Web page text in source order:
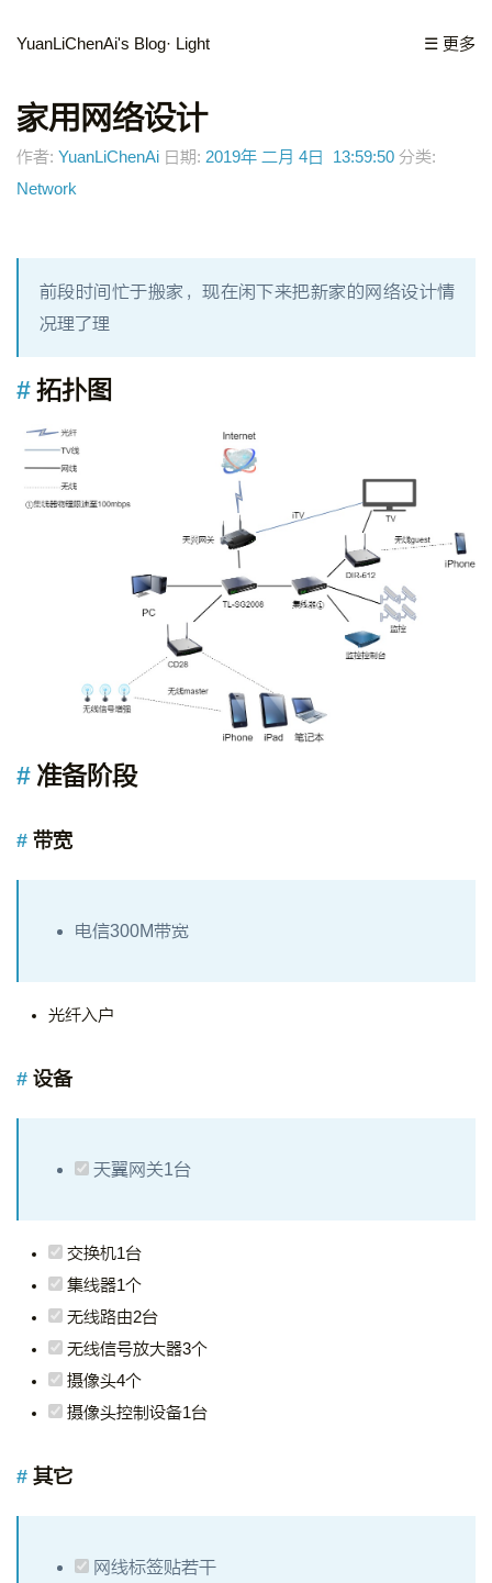
YuanLiChenAi's Blog· Light ☰ 更多
家用网络设计
作者: YuanLiChenAi 日期: 2019年 二月 4日 13:59:50 分类:
Network
前段时间忙于搬家，现在闲下来把新家的网络设计情
况理了理
拓扑图
准备阶段
带宽
电信300M带宽
光纤入户
设备
天翼网关1台
交换机1台
集线器1个
无线路由2台
无线信号放大器3个
摄像头4个
摄像头控制设备1台
其它
网线标签贴若干